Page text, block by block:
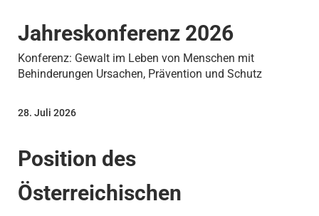
Jahreskonferenz 2026
Konferenz: Gewalt im Leben von Menschen mit
Behinderungen Ursachen, Prävention und Schutz
Position des
Österreichischen
28. Juli 2026